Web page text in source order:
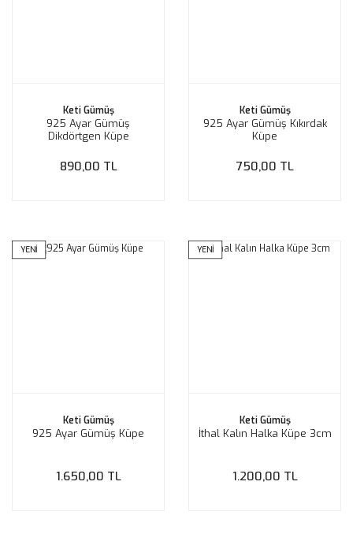
Keti Gümüş
925 Ayar Gümüş
Dikdörtgen Küpe
890,00 TL
Keti Gümüş
925 Ayar Gümüş Kıkırdak
Küpe
750,00 TL
YENİ
Keti Gümüş
925 Ayar Gümüş Küpe
1.650,00 TL
YENİ
Keti Gümüş
İthal Kalın Halka Küpe 3cm
1.200,00 TL